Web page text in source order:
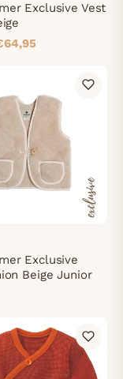
Exclusive Vest
Exclusive
Beige Junior